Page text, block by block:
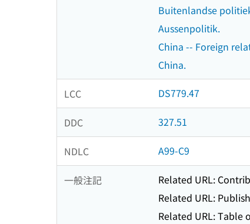
Buitenlandse
Aussenpolitik.
China -- Foreign
China.
LCC DS779.47
DDC 327.51
NDLC A99-C9
一般注記
Related URL:
Related URL:
Related URL: